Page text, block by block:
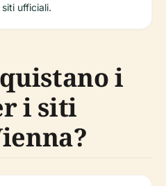
ufficiali.
i
i siti